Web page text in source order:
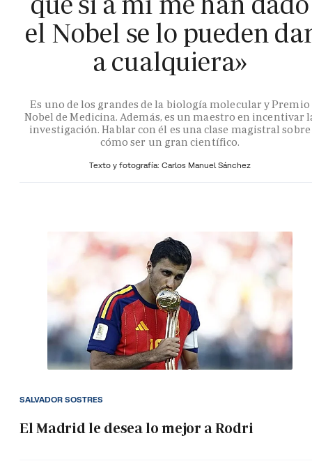
el Nobel se lo pueden
a cualquiera»
Es uno de los grandes de la biología molecular y Premio
Nobel de Medicina. Además, es un maestro en incentivar
investigación. Hablar con él es una clase magistral sobre
cómo ser un gran científico.
Texto y fotografía: Carlos Manuel Sánchez
El Madrid le desea lo mejor a Rodri
SALVADOR SOSTRES